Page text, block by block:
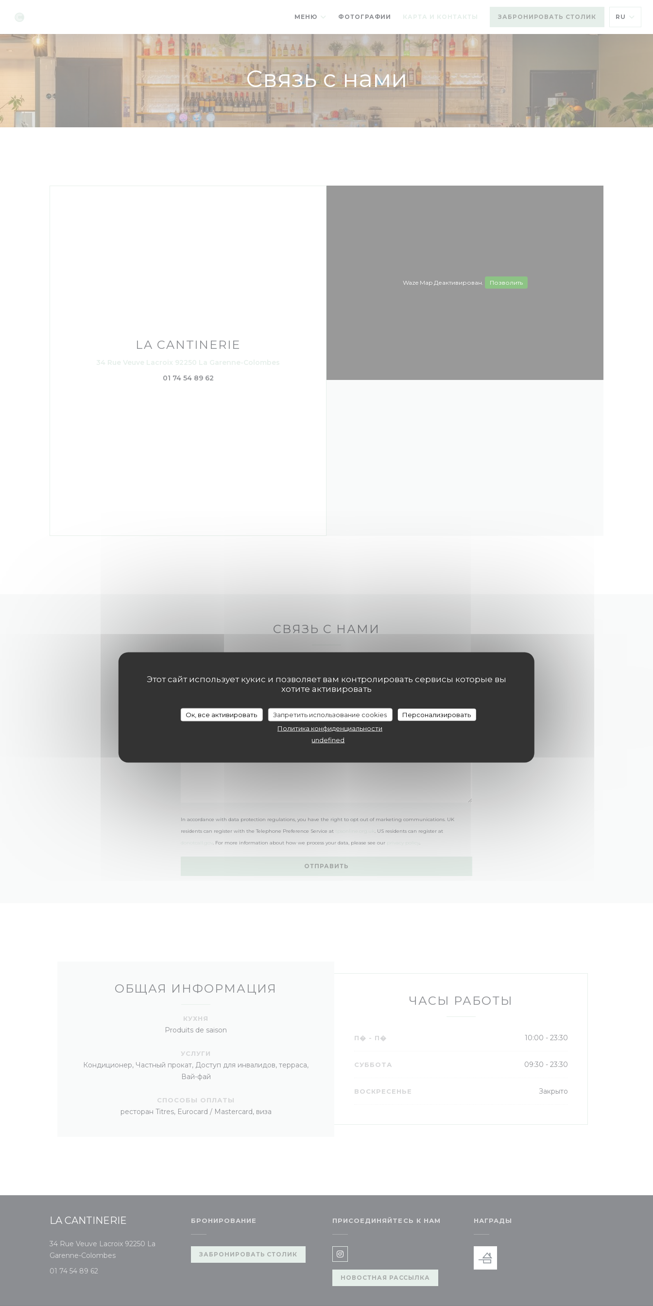
Этот сайт использует кукис и позволяет вам контролировать сервисы которые вы
хотите активировать
Ок, все активировать Запретить использование cookies
Персонализировать
Политика конфиденциальности
undefined
МЕНЮ ФОТОГРАФИИ КАРТА И КОНТАКТЫ ЗАБРОНИРОВАТЬ СТОЛИК RU
Связь с нами
LA CANTINERIE
34 Rue Veuve Lacroix 92250 La Garenne-Colombes
01 74 54 89 62
Waze Map Деактивирован. Позволить
СВЯЗЬ С НАМИ
In accordance with data protection regulations, you have the right to opt out of marketing communications. UK
residents can register with the Telephone Preference Service at
. US residents can register at
. For more information about how we process your data, please see our .
ОБЩАЯ ИНФОРМАЦИЯ
КУХНЯ
Produits de saison
УСЛУГИ
Кондиционер, Частный прокат, Доступ для инвалидов, терраса,
Вай-фай
СПОСОБЫ ОПЛАТЫ
ресторан Titres, Eurocard / Mastercard, виза
ЧАСЫ РАБОТЫ
П� - П� 10:00 - 23:30
СУББОТА 09:30 - 23:30
ВОСКРЕСЕНЬЕ Закрыто
LA CANTINERIE
34 Rue Veuve Lacroix 92250 La
Garenne-Colombes((открывается в новом окне))
01 74 54 89 62
БРОНИРОВАНИЕ
ЗАБРОНИРОВАТЬ СТОЛИК
ПРИСОЕДИНЯЙТЕСЬ К НАМ
Instagram ((открывается в новом окне))
НОВОСТНАЯ РАССЫЛКА
НАГРАДЫ